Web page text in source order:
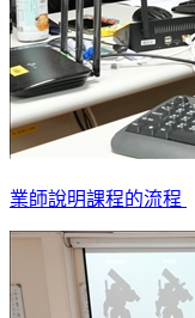
業師說明課程的流程